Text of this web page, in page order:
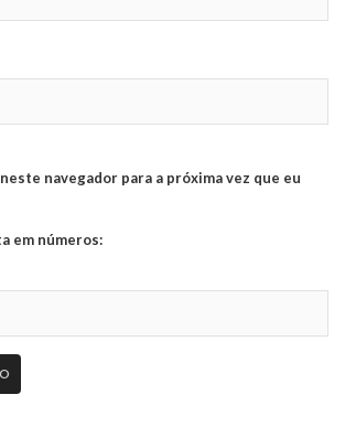
navegador para a próxima vez que eu
em números: